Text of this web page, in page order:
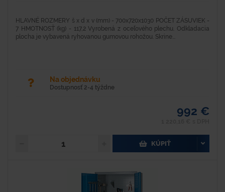
HLAVNÉ ROZMERY š x d x v (mm) - 700x720x1030 POČET ZÁSUVIEK -
7 HMOTNOSŤ (kg) - 117,2 Vyrobená z oceľového plechu. Odkladacia
plocha je vybavená ryhovanou gumovou rohožou. Skrine...
Na objednávku
Dostupnosť 2-4 týždne
992 €
KÚPIŤ